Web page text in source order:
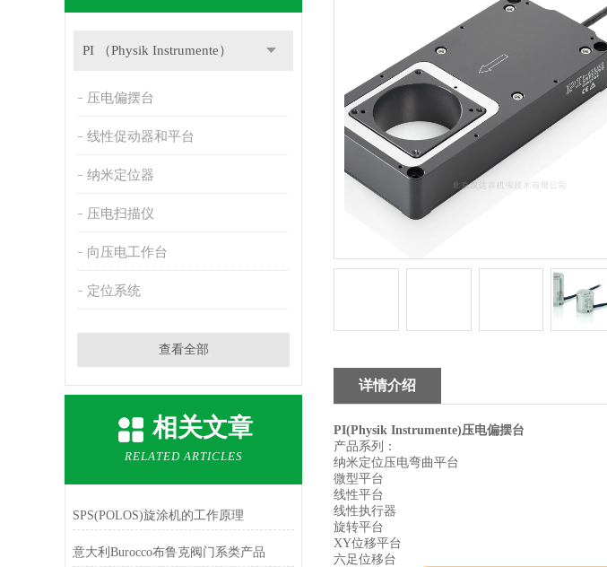
PI （Physik Instrumente）
压电偏摆台
线性促动器和平台
纳米定位器
压电扫描仪
向压电工作台
定位系统
查看全部
相关文章
RELATED ARTICLES
SPS(POLOS)旋涂机的工作原理
意大利Burocco布鲁克阀门系类产品
详情介绍
PI(Physik Instrumente)压电偏摆台
产品系列：
纳米定位压电弯曲平台
微型平台
线性平台
线性执行器
旋转平台
XY位移平台
六足位移台